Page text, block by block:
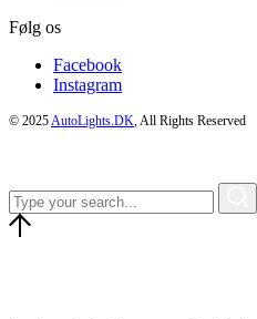
Følg os
Facebook
Instagram
© 2025 AutoLights.DK , All Rights Reserved